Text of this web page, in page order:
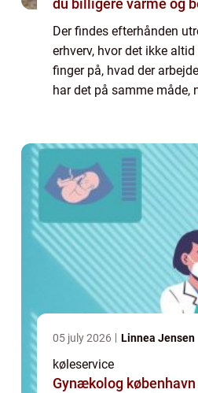
du billigere varme og
Der findes efterhånden
erhverv, hvor det ikke
finger på, hvad der
har det på samme måde,
05 july 2026 Linnea Jensen
køleservice
Gynækolog københavn sådan finder du